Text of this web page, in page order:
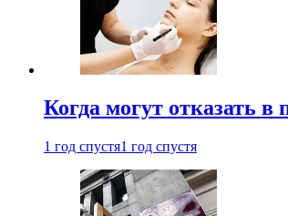
Когда могут отказать в
1 год спустя1 год спустя